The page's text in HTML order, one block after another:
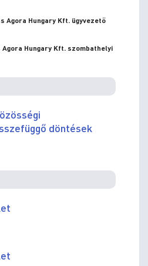
Agora Hungary Kft. ügyvezető
Agora Hungary Kft. szombathelyi
döntések